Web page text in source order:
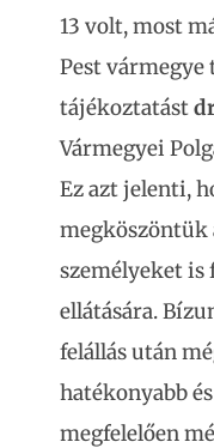
13 volt, most
Pest
tájékoztatást
Vármegyei
Ez azt jelenti,
megköszöntük
személyeket is
ellátására.
felállás után
hatékonyabb
megfelelően